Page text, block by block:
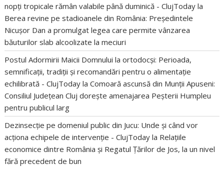
nopți tropicale rămân valabile până duminică - ClujToday la
Berea revine pe stadioanele din România: Președintele
Nicușor Dan a promulgat legea care permite vânzarea
băuturilor slab alcoolizate la meciuri
Postul Adormirii Maicii Domnului la ortodocși: Perioada,
semnificații, tradiții și recomandări pentru o alimentație
echilibrată - ClujToday laComoară ascunsă din Munții Apuseni:
Consiliul Județean Cluj dorește amenajarea Peșterii Humpleu
pentru publicul larg
Dezinsecție pe domeniul public din Jucu: Unde și când vor
acționa echipele de intervenție - ClujToday la Relațiile
economice dintre România și Regatul Țărilor de Jos, la un nivel
fără precedent de bun